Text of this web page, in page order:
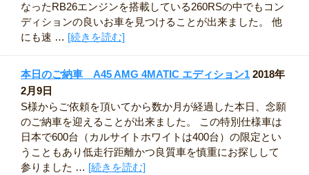
なったRB26エンジンを搭載している260RSの中でもコン
ディションの良いお車を見つけることが出来ました。 他
にも速 … [続きを読む]
本日のご納車 A45 AMG 4MATIC エディション1 2018年
2月9日
S様からご依頼を頂いてから数か月が経過した本日、念願
のご納車を迎えることが出来ました。 この特別仕様車は
日本で600台（カルサイトホワイトは400台）の限定とい
うこともあり低走行距離かつ良質車を慎重にお探しして
参りました … [続きを読む]